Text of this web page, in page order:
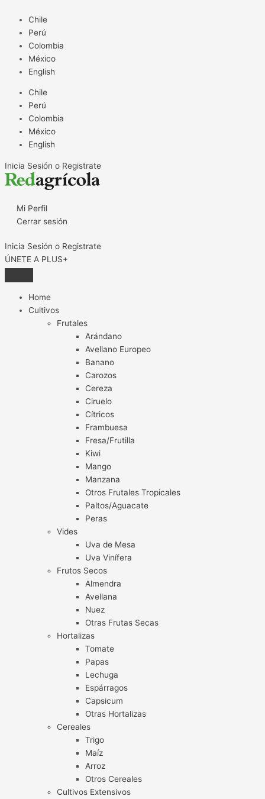
contenido
Chile
Perú
Colombia
México
English
Chile
Perú
Colombia
México
English
Inicia Sesión o Registrate
Mi Perfil
Cerrar sesión
Inicia Sesión o Registrate
ÚNETE A PLUS+
Home
Cultivos
Frutales
Arándano
Avellano Europeo
Banano
Carozos
Cereza
Ciruelo
Cítricos
Frambuesa
Fresa/Frutilla
Kiwi
Mango
Manzana
Otros Frutales Tropicales
Paltos/Aguacate
Peras
Vides
Uva de Mesa
Uva Vinífera
Frutos Secos
Almendra
Avellana
Nuez
Otras Frutas Secas
Hortalizas
Tomate
Papas
Lechuga
Espárragos
Capsicum
Otras Hortalizas
Cereales
Trigo
Maíz
Arroz
Otros Cereales
Cultivos Extensivos